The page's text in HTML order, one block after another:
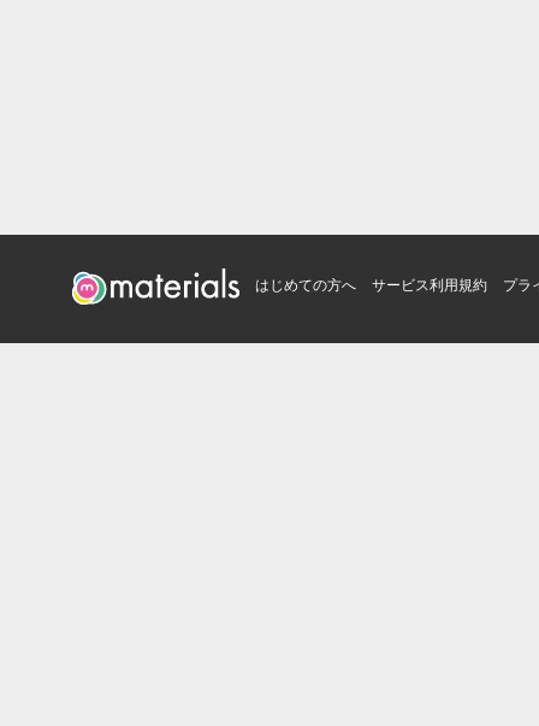
はじめての方へ サービス利用規約 プラ